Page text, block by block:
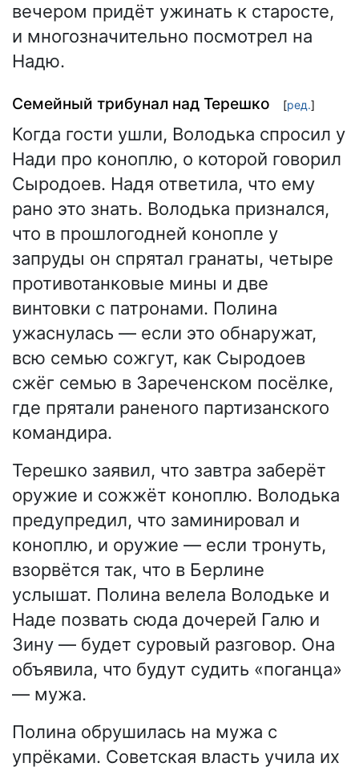
вечером придёт ужинать к старосте,
и многозначительно посмотрел на
Надю.
Семейный трибунал над Терешко [ред.]
Когда гости ушли, Володька спросил у
Нади про коноплю, о которой говорил
Сыродоев. Надя ответила, что ему
рано это знать. Володька признался,
что в прошлогодней конопле у
запруды он спрятал гранаты, четыре
противотанковые мины и две
винтовки с патронами. Полина
ужаснулась — если это обнаружат,
всю семью сожгут, как Сыродоев
сжёг семью в Зареченском посёлке,
где прятали раненого партизанского
командира.
Терешко заявил, что завтра заберёт
оружие и сожжёт коноплю. Володька
предупредил, что заминировал и
коноплю, и оружие — если тронуть,
взорвётся так, что в Берлине
услышат. Полина велела Володьке и
Наде позвать сюда дочерей Галю и
Зину — будет суровый разговор. Она
объявила, что будут судить «поганца»
— мужа.
Полина обрушилась на мужа с
упрёками. Советская власть учила их